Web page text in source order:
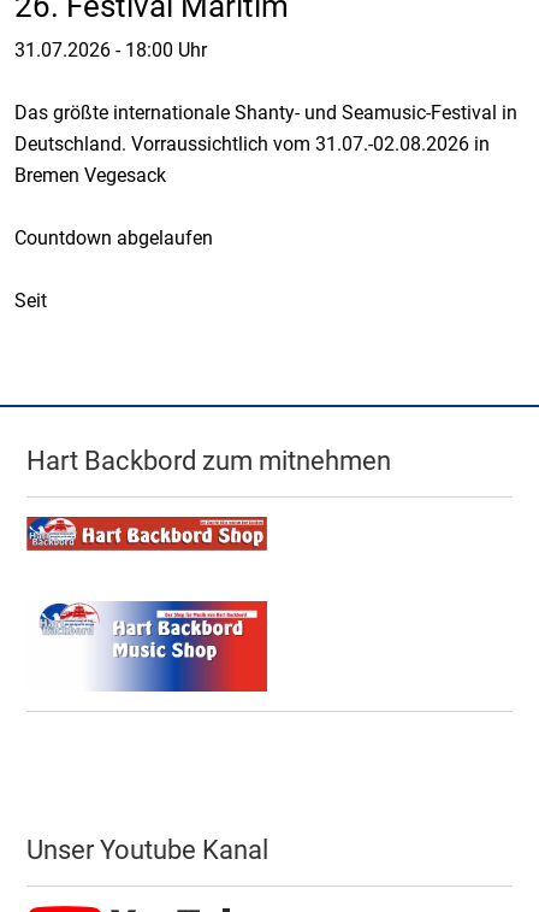
31.07.2026 - 18:00 Uhr
Das größte internationale Shanty- und Seamusic-Festival in
Deutschland. Vorraussichtlich vom 31.07.-02.08.2026 in
Bremen Vegesack
Countdown abgelaufen
Seit
Hart Backbord zum mitnehmen
Unser Youtube Kanal